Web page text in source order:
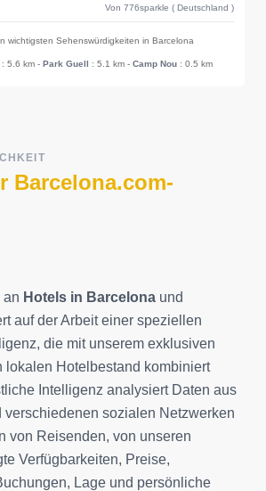
Von 776sparkle ( Deutschland )
wichtigsten Sehenswürdigkeiten in Barcelona
: 5.6 km - Park Guell : 5.1 km - Camp Nou : 0.5 km
Barcelona.com-
an Hotels in Barcelona und
auf der Arbeit einer speziellen
die mit unserem exklusiven
lokalen Hotelbestand kombiniert
Intelligenz analysiert Daten aus
verschiedenen sozialen Netzwerken
von Reisenden, von unseren
Verfügbarkeiten, Preise,
Lage und persönliche